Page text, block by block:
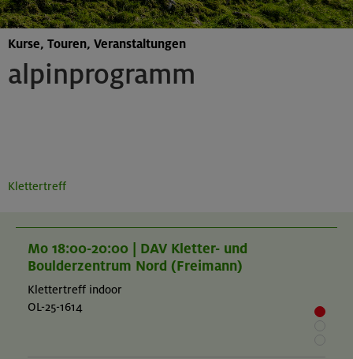
alpinprogramm
Kurse, Touren, Veranstaltungen
Klettertreff
Mo 18:00-20:00 | DAV Kletter- und
Boulderzentrum Nord (Freimann)
Klettertreff indoor
OL-25-1614